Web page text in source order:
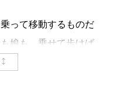
って移動するものだ
娘も、乗せて歩けば
の産毛が風を切り、